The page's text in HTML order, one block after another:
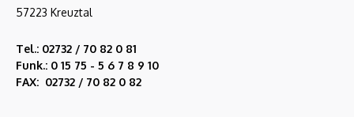
57223 Kreuztal
Tel.: 02732 / 70 82 0 81
Funk.: 0 15 75 - 5 6 7 8 9 10
FAX: 02732 / 70 82 0 82